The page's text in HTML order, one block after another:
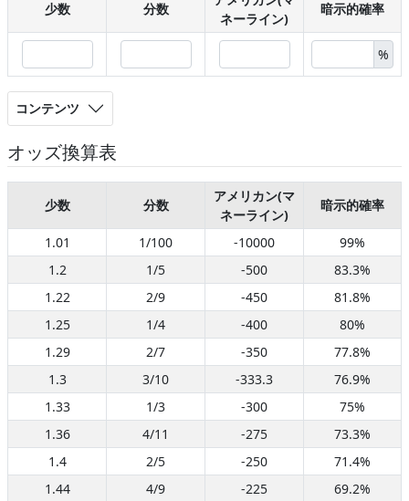
少数 分数
ネーライン)
暗示的確率
%
コンテンツ
オッズ換算表
少数 分数
アメリカン(マ
ネーライン)
暗示的確率
1.01 1/100 -10000
99%
1.2
1/5 -500
83.3%
1.22
2/9 -450
81.8%
1.25
1/4 -400
80%
1.29
2/7 -350
77.8%
1.3
3/10 -333.3
76.9%
1.33
1/3 -300
75%
1.36
4/11 -275
73.3%
1.4
2/5 -250
71.4%
1.44
4/9 -225
69.2%